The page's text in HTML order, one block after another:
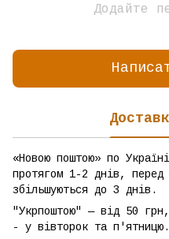
Додайте
«Новою поштою» по
протягом 1-2 днів, перед
збільшуються до 3 днів.
"Укрпоштою" — від 50
- у вівторок та п'ятницю.